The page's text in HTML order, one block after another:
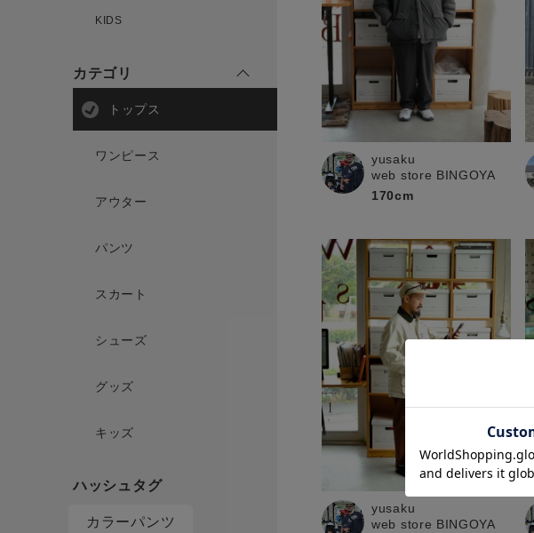
KIDS
カテゴリ
トップス
ワンピース
アウター
パンツ
スカート
シューズ
グッズ
キッズ
カラーパンツ
yusaku
web store BINGOYA
170cm
yusaku
web store BINGOYA